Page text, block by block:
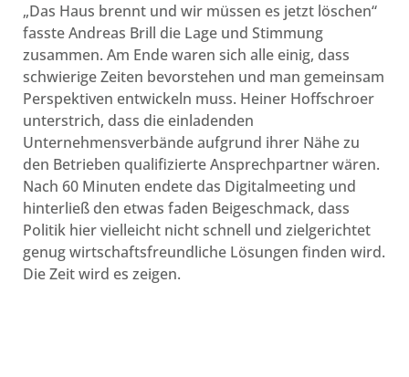
„Das Haus brennt und wir müssen es jetzt löschen“
fasste Andreas Brill die Lage und Stimmung
zusammen. Am Ende waren sich alle einig, dass
schwierige Zeiten bevorstehen und man gemeinsam
Perspektiven entwickeln muss. Heiner Hoffschroer
unterstrich, dass die einladenden
Unternehmensverbände aufgrund ihrer Nähe zu
den Betrieben qualifizierte Ansprechpartner wären.
Nach 60 Minuten endete das Digitalmeeting und
hinterließ den etwas faden Beigeschmack, dass
Politik hier vielleicht nicht schnell und zielgerichtet
genug wirtschaftsfreundliche Lösungen finden wird.
Die Zeit wird es zeigen.